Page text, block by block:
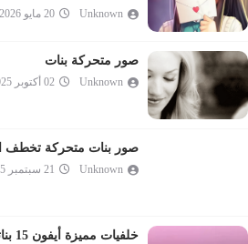
Unknown 20 مايو 2026
صور متحركة بنات
Unknown 02 أكتوبر 2025
صور بنات متحركة تخطف
Unknown 21 سبتمبر 2025
خلفيات مميزة أيفون 15 بناتي